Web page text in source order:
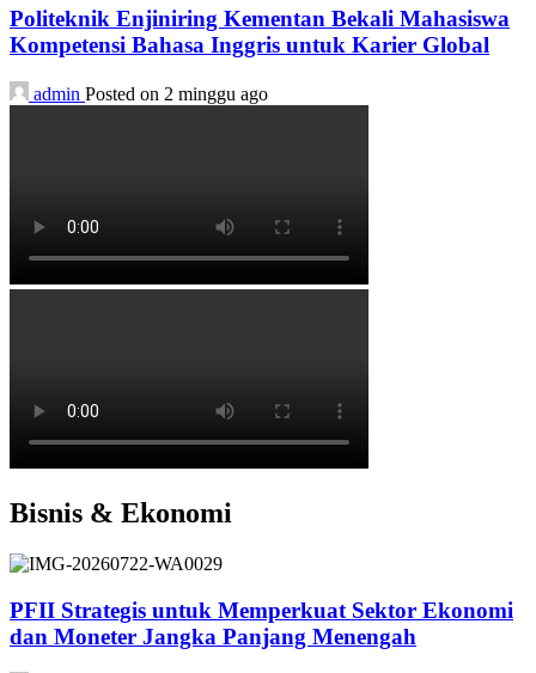
Politeknik Enjiniring Kementan Bekali Mahasiswa
Kompetensi Bahasa Inggris untuk Karier Global
admin Posted on 2 minggu ago
Bisnis & Ekonomi
PFII Strategis untuk Memperkuat Sektor Ekonomi
dan Moneter Jangka Panjang Menengah